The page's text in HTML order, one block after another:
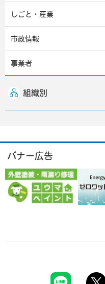
しごと・産業
市政情報
事業者
組織別
バナー広告